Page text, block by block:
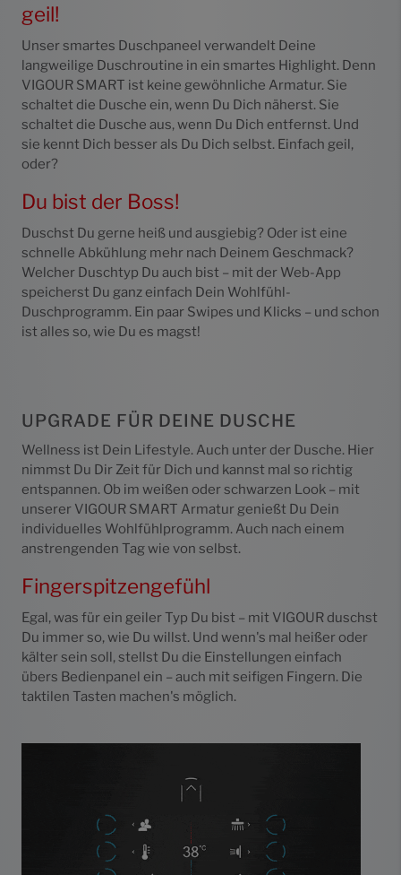
geil!
Unser smartes Duschpaneel verwandelt Deine
langweilige Duschroutine in ein smartes Highlight. Denn
VIGOUR SMART ist keine gewöhnliche Armatur. Sie
schaltet die Dusche ein, wenn Du Dich näherst. Sie
schaltet die Dusche aus, wenn Du Dich entfernst. Und
sie kennt Dich besser als Du Dich selbst. Einfach geil,
oder?
Du bist der Boss!
Duschst Du gerne heiß und ausgiebig? Oder ist eine
schnelle Abkühlung mehr nach Deinem Geschmack?
Welcher Duschtyp Du auch bist – mit der Web-App
speicherst Du ganz einfach Dein Wohlfühl-
Duschprogramm. Ein paar Swipes und Klicks – und schon
ist alles so, wie Du es magst!
UPGRADE FÜR DEINE DUSCHE
Wellness ist Dein Lifestyle. Auch unter der Dusche. Hier
nimmst Du Dir Zeit für Dich und kannst mal so richtig
entspannen. Ob im weißen oder schwarzen Look – mit
unserer VIGOUR SMART Armatur genießt Du Dein
individuelles Wohlfühlprogramm. Auch nach einem
anstrengenden Tag wie von selbst.
Fingerspitzengefühl
Egal, was für ein geiler Typ Du bist – mit VIGOUR duschst
Du immer so, wie Du willst. Und wenn's mal heißer oder
kälter sein soll, stellst Du die Einstellungen einfach
übers Bedienpanel ein – auch mit seifigen Fingern. Die
taktilen Tasten machen's möglich.